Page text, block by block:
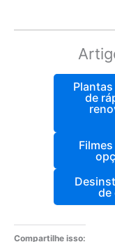
de
de
Compartilhe isso: